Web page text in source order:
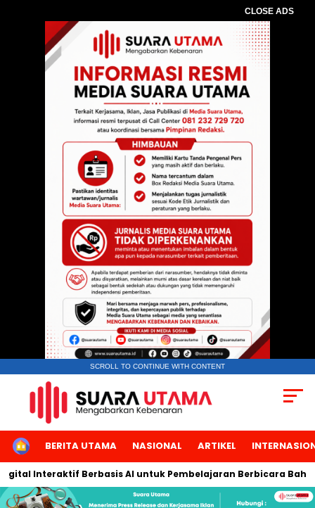
CLOSE ADS
SCROLL TO CONTINUE WITH CONTENT
HOMEBERITA UTAMA NASIONAL ARTIKEL
Interaktif Berbasis AI untuk Pembelajaran Berbicara Bahasa